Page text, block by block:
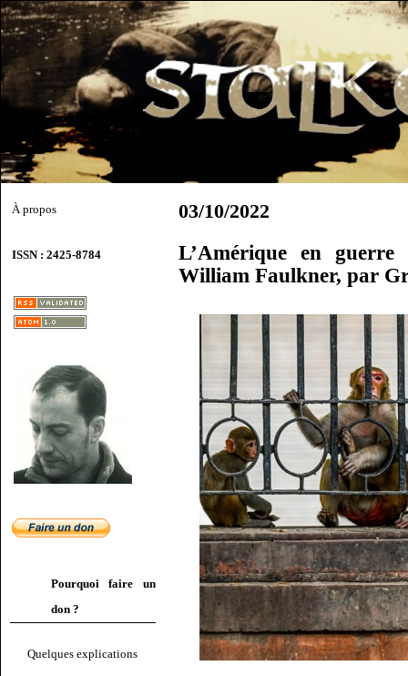
À propos
ISSN : 2425-8784
Pourquoi faire un
don ?
Quelques explications
03/10/2022
L’Amérique en
William Faulkner, par